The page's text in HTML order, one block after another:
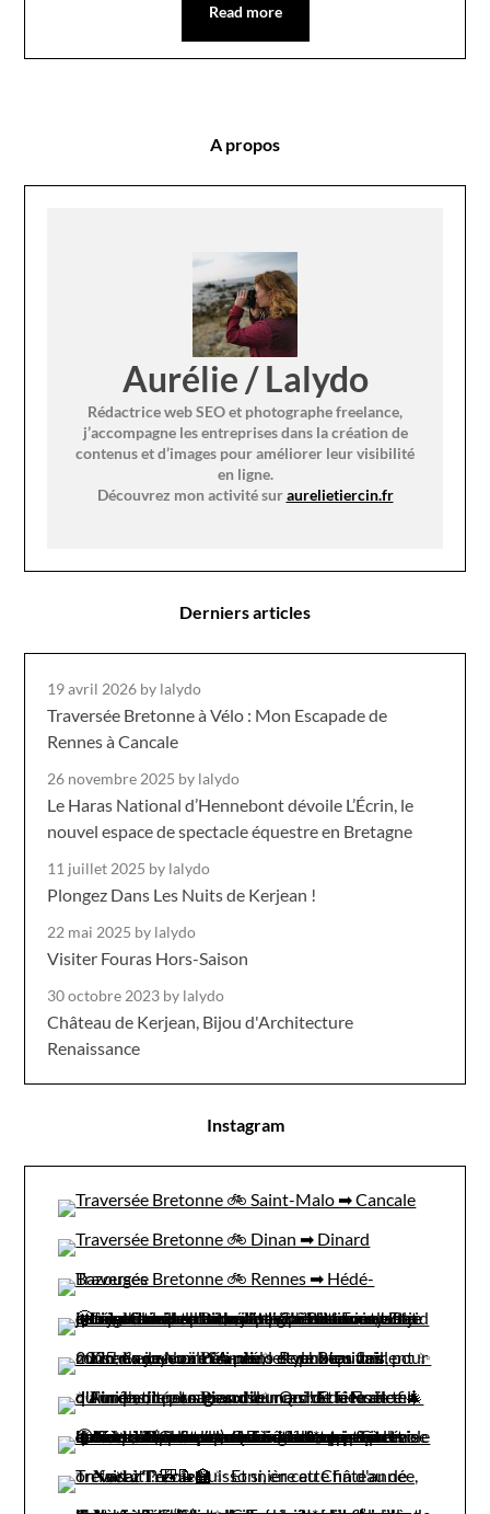
Read more
A propos
Aurélie / Lalydo
Rédactrice web SEO et photographe freelance,
j’accompagne les entreprises dans la création de
contenus et d’images pour améliorer leur visibilité
en ligne.
Découvrez mon activité suraurelietiercin.fr
Derniers articles
19 avril 2026 by lalydo
Traversée Bretonne à Vélo : Mon Escapade de
Rennes à Cancale
26 novembre 2025 by lalydo
Le Haras National d’Hennebont dévoile L’Écrin, le
nouvel espace de spectacle équestre en Bretagne
11 juillet 2025 by lalydo
Plongez Dans Les Nuits de Kerjean !
22 mai 2025 by lalydo
Visiter Fouras Hors-Saison
30 octobre 2023 by lalydo
Château de Kerjean, Bijou d'Architecture
Renaissance
Instagram